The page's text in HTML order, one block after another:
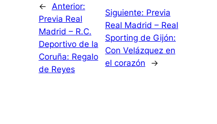
← Anterior:
Previa Real
Madrid – R.C.
Deportivo de la
Coruña: Regalo
de Reyes
Siguiente: Previa
Real Madrid – Real
Sporting de Gijón:
Con Velázquez en
el corazón
→